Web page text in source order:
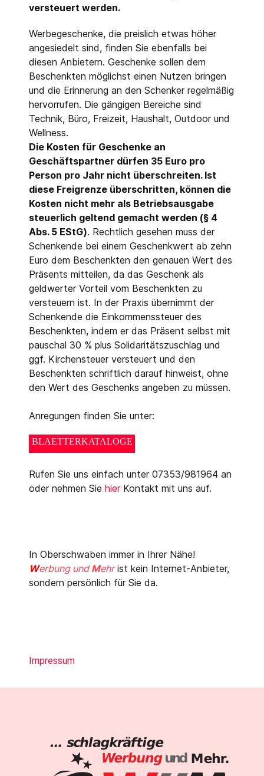
versteuert werden.
Werbegeschenke, die preislich etwas höher
angesiedelt sind, finden Sie ebenfalls bei
diesen Anbietern. Geschenke sollen dem
Beschenkten möglichst einen Nutzen bringen
und die Erinnerung an den Schenker regelmäßig
hervorrufen. Die gängigen Bereiche sind
Technik, Büro, Freizeit, Haushalt, Outdoor und
Wellness.
Die Kosten für Geschenke an
Geschäftspartner dürfen 35 Euro pro
Person pro Jahr nicht überschreiten. Ist
diese Freigrenze überschritten, können die
Kosten nicht mehr als Betriebsausgabe
steuerlich geltend gemacht werden (§ 4
Abs. 5 EStG). Rechtlich gesehen muss der
Schenkende bei einem Geschenkwert ab zehn
Euro dem Beschenkten den genauen Wert des
Präsents mitteilen, da das Geschenk als
geldwerter Vorteil vom Beschenkten zu
versteuern ist. In der Praxis übernimmt der
Schenkende die Einkommenssteuer des
Beschenkten, indem er das Präsent selbst mit
pauschal 30 % plus Solidaritätszuschlag und
ggf. Kirchensteuer versteuert und den
Beschenkten schriftlich darauf hinweist, ohne
den Wert des Geschenks angeben zu müssen.
Anregungen finden Sie unter:
BLAETTERKATALOGE
Rufen Sie uns einfach unter 07353/981964 an
oder nehmen Sie hier Kontakt mit uns auf.
In Oberschwaben immer in Ihrer Nähe!
Werbung undMehrist kein Internet-Anbieter,
sondern persönlich für Sie da.
Impressum